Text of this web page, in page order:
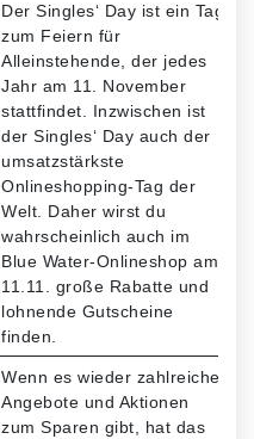
Der Singles‘ Day ist ein Tag
zum Feiern für
Alleinstehende, der jedes
Jahr am 11. November
stattfindet. Inzwischen ist
der Singles‘ Day auch der
umsatzstärkste
Onlineshopping-Tag der
Welt. Daher wirst du
wahrscheinlich auch im
Blue Water-Onlineshop am
11.11. große Rabatte und
lohnende Gutscheine
finden.
Wenn es wieder zahlreiche
Angebote und Aktionen
zum Sparen gibt, hat das